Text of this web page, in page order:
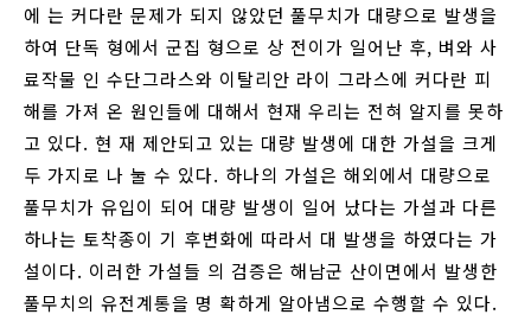
에 는 커다란 문제가 되지 않았던 풀무치가 대량으로 발생을
하여 단독 형에서 군집 형으로 상 전이가 일어난 후, 벼와 사
료작물 인 수단그라스와 이탈리안 라이 그라스에 커다란 피
해를 가져 온 원인들에 대해서 현재 우리는 전혀 알지를 못하
고 있다. 현 재 제안되고 있는 대량 발생에 대한 가설을 크게
두 가지로 나 눌 수 있다. 하나의 가설은 해외에서 대량으로
풀무치가 유입이 되어 대량 발생이 일어 났다는 가설과 다른
하나는 토착종이 기 후변화에 따라서 대 발생을 하였다는 가
설이다. 이러한 가설들 의 검증은 해남군 산이면에서 발생한
풀무치의 유전계통을 명 확하게 알아냄으로 수행할 수 있다.